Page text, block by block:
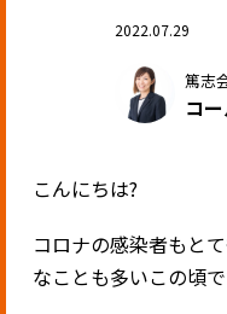
2022.07.29
篤志
コ
こんにちは?
コロナの感染者もと
なことも多いこの頃